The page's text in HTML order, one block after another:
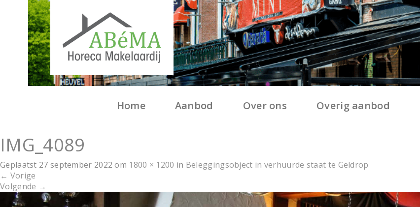
Home Aanbod Over ons Overig aanbod
IMG_4089
Geplaatst 27 september 2022 om 1800 × 1200 in Beleggingsobject in verhuurde staat te Geldrop
← Vorige
Volgende →